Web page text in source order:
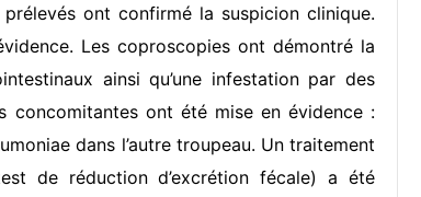
ont confirmé la suspicion clinique.
Les coproscopies ont démontré la
ainsi qu’une infestation par des
concomitantes ont été mise en évidence :
dans l’autre troupeau. Un traitement
de réduction d’excrétion fécale) a été